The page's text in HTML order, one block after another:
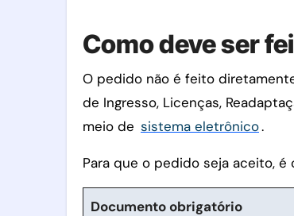
Como deve ser
O pedido não é feito
de Ingresso, Licenças,
meio de sistema eletrônico.
Para que o pedido seja aceito, é
Documento obrigatório